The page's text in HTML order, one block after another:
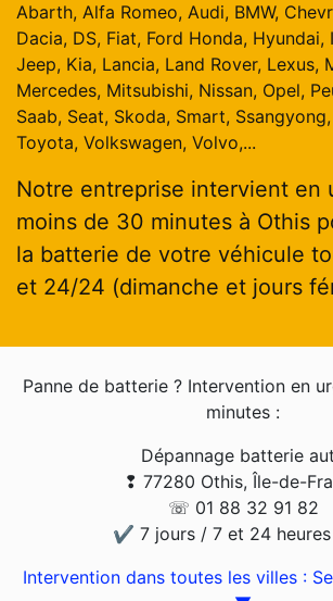
Abarth, Alfa Romeo, Audi, BMW,
Dacia, DS, Fiat, Ford Honda, Hyundai,
Jeep, Kia, Lancia, Land Rover, Lexus,
Mercedes, Mitsubishi, Nissan, Opel,
Saab, Seat, Skoda, Smart,
Toyota, Volkswagen, Volvo,...
Notre entreprise intervient en
moins de 30 minutes à Othis
la batterie de votre véhicule
et 24/24 (dimanche et jours
Panne de batterie ? Intervention en
minutes :
Dépannage batterie
❢ 77280 Othis, Île-de-
☏ 01 88 32 91 82
✔ 7 jours / 7 et 24
Intervention dans toutes les villes :